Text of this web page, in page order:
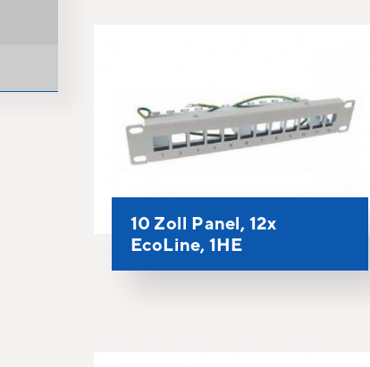
10 Zoll Panel, 12x
EcoLine, 1HE